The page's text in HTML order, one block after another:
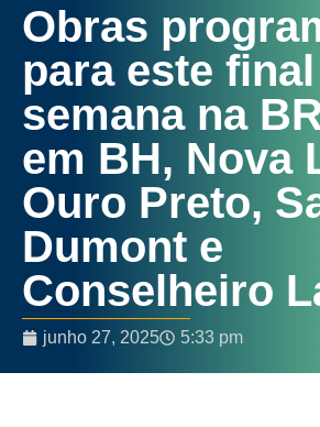
Obras
para este
semana na
em BH, Nova
Ouro Preto,
Dumont e
Conselheiro
junho 27, 2025 5:33 pm